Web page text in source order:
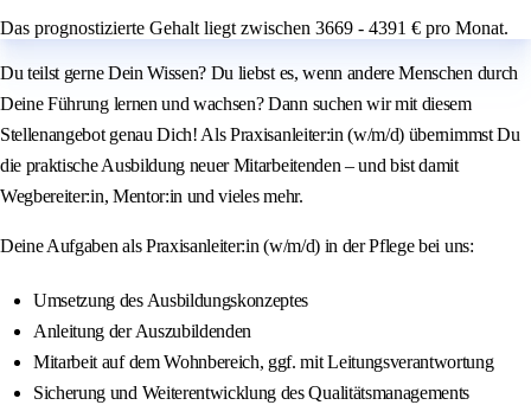
Das prognostizierte Gehalt liegt zwischen 3669 - 4391 € pro Monat.
Du teilst gerne Dein Wissen? Du liebst es, wenn andere Menschen durch
Deine Führung lernen und wachsen? Dann suchen wir mit diesem
Stellenangebot genau Dich! Als Praxisanleiter:in (w/m/d) übernimmst Du
die praktische Ausbildung neuer Mitarbeitenden – und bist damit
Wegbereiter:in, Mentor:in und vieles mehr.
Deine Aufgaben als Praxisanleiter:in (w/m/d) in der Pflege bei uns:
Umsetzung des Ausbildungskonzeptes
Anleitung der Auszubildenden
Mitarbeit auf dem Wohnbereich, ggf. mit Leitungsverantwortung
Sicherung und Weiterentwicklung des Qualitätsmanagements